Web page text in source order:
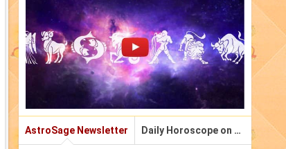
AstroSage Newsletter Daily Horoscope on Email